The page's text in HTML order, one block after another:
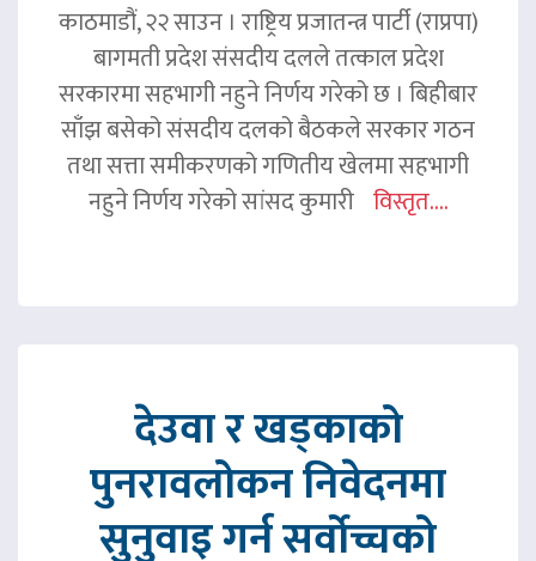
काठमाडौं, २२ साउन । राष्ट्रिय प्रजातन्त्र पार्टी (राप्रपा)
बागमती प्रदेश संसदीय दलले तत्काल प्रदेश
सरकारमा सहभागी नहुने निर्णय गरेको छ । बिहीबार
साँझ बसेको संसदीय दलको बैठकले सरकार गठन
तथा सत्ता समीकरणको गणितीय खेलमा सहभागी
नहुने निर्णय गरेको सांसद कुमारी विस्तृत....
देउवा र खड्काको
पुनरावलोकन निवेदनमा
सुनुवाइ गर्न सर्वोच्चको